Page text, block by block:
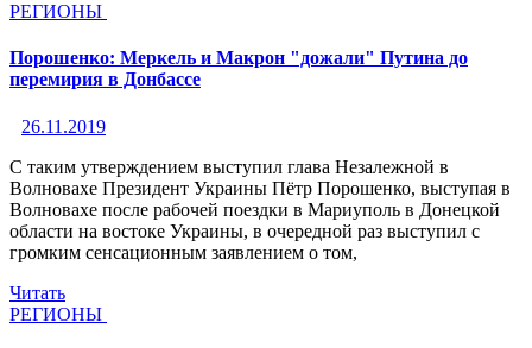
РЕГИОНЫ
Порошенко: Меркель и Макрон "дожали" Путина до
перемирия в Донбассе
26.11.2019
С таким утверждением выступил глава Незалежной в
Волновахе Президент Украины Пётр Порошенко, выступая в
Волновахе после рабочей поездки в Мариуполь в Донецкой
области на востоке Украины, в очередной раз выступил с
громким сенсационным заявлением о том,
Читать
РЕГИОНЫ